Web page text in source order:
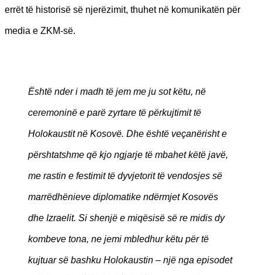
errët të historisë së njerëzimit, thuhet në komunikatën për
media e ZKM-së.
Është nder i madh të jem me ju sot këtu, në
ceremoninë e parë zyrtare të përkujtimit të
Holokaustit në Kosovë. Dhe është veçanërisht e
përshtatshme që kjo ngjarje të mbahet këtë javë,
me rastin e festimit të dyvjetorit të vendosjes së
marrëdhënieve diplomatike ndërmjet Kosovës
dhe Izraelit. Si shenjë e miqësisë së re midis dy
kombeve tona, ne jemi mbledhur këtu për të
kujtuar së bashku Holokaustin – një nga episodet